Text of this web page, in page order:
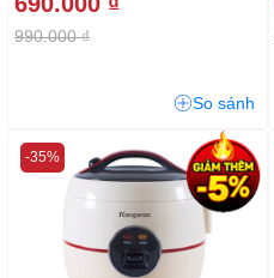
990.000 ₫
So sánh
-35%